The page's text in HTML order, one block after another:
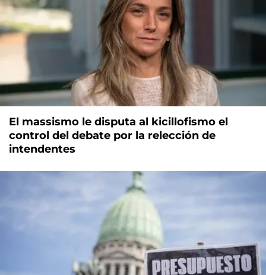
El massismo le disputa al kicillofismo el
control del debate por la relección de
intendentes